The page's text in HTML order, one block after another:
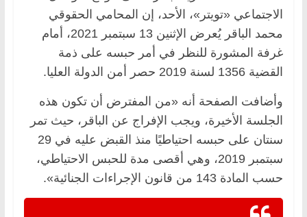
الاجتماعي «تويتر»، الأحد، إن المحامي الحقوقي
محمد الباقر يُعرض الإثنين 13 سبتمبر 2021، أمام
غرفة المشورة للنظر في أمر حبسه على ذمة
القضية 1356 لسنة 2019 حصر أمن الدولة العليا.
وأضافت الصفحة أنه «من المفترض أن تكون هذه
الجلسة الأخيرة، ويجب الإفراج عن الباقر، حيث تمر
سنتان على حبسه احتياطيًا منذ القبض عليه في 29
سبتمبر 2019، وهي أقصى مدة للحبس الاحتياطي،
حسب المادة 143 من قانون الإجراءات الجنائية».